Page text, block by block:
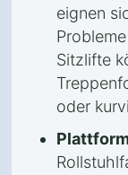
eignen
Sitzlifte
oder